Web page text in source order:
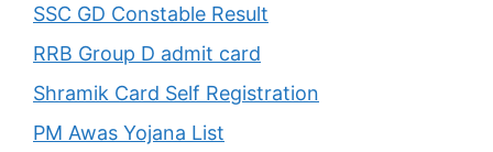
SSC GD Constable Result
RRB Group D admit card
Shramik Card Self Registration
PM Awas Yojana List